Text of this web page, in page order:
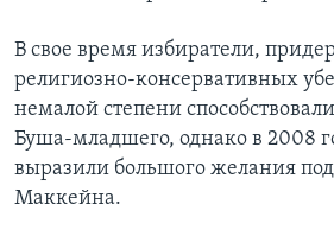
В свое время избиратели,
религиозно-консервативных
немалой степени
Буша-младшего, однако в 2008
выразили большого желания
Маккейна.